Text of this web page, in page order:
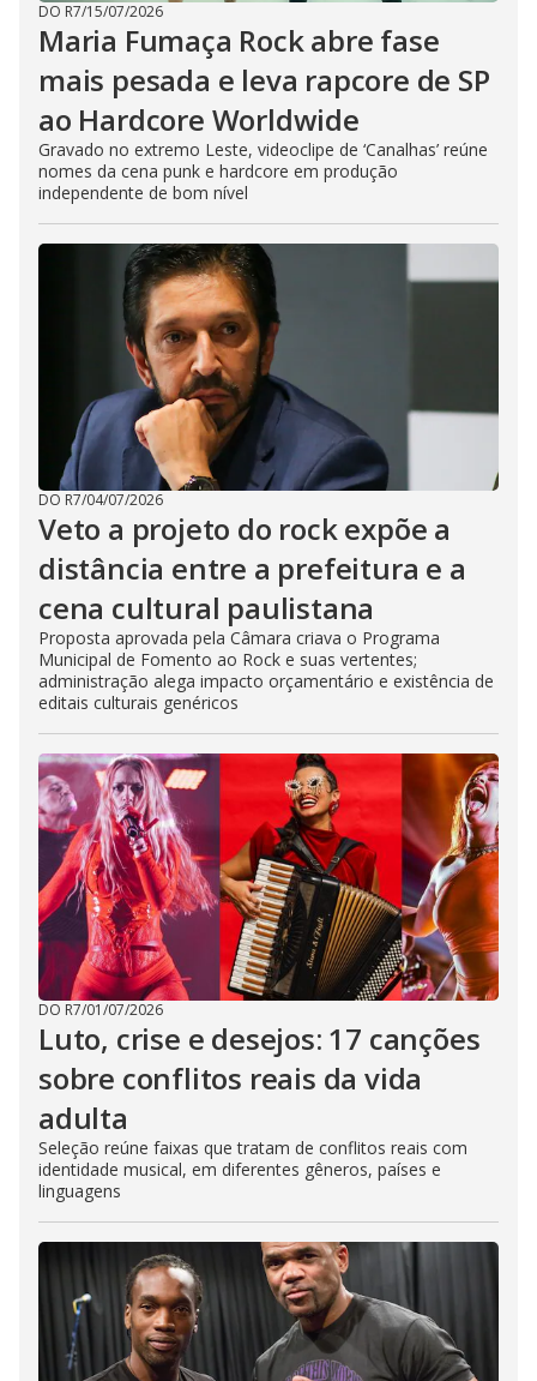
DO R7/15/07/2026
Maria Fumaça Rock abre fase
mais pesada e leva rapcore de SP
ao Hardcore Worldwide
Gravado no extremo Leste, videoclipe de ‘Canalhas’ reúne
nomes da cena punk e hardcore em produção
independente de bom nível
DO R7/04/07/2026
Veto a projeto do rock expõe a
distância entre a prefeitura e a
cena cultural paulistana
Proposta aprovada pela Câmara criava o Programa
Municipal de Fomento ao Rock e suas vertentes;
administração alega impacto orçamentário e existência de
editais culturais genéricos
DO R7/01/07/2026
Luto, crise e desejos: 17 canções
sobre conflitos reais da vida
adulta
Seleção reúne faixas que tratam de conflitos reais com
identidade musical, em diferentes gêneros, países e
linguagens